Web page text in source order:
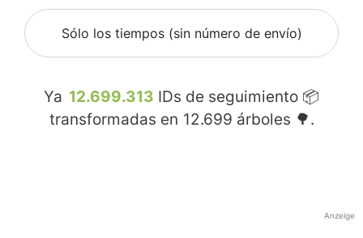
Sólo los tiempos (sin número de envío)
Ya 12.699.313 IDs de seguimiento 📦
transformadas en 12.699 árboles 🌳.
Anzeige